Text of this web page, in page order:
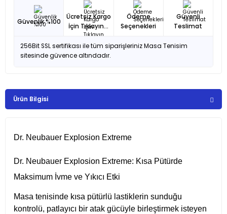
Güvenlik %100
Ücretsiz Kargo
İçin Tıklayın...
Ödeme
Seçenekleri
Güvenli
Teslimat
256Bit SSL sertifikası ile tüm siparişleriniz Masa Tenisim
sitesinde güvence altındadır.
Ürün Bilgisi
Dr. Neubauer Explosion Extreme
Dr. Neubauer Explosion Extreme: Kısa Pütürde
Maksimum İvme ve Yıkıcı Etki
Masa tenisinde kısa pütürlü lastiklerin sunduğu
kontrolü, patlayıcı bir atak gücüyle birleştirmek isteyen